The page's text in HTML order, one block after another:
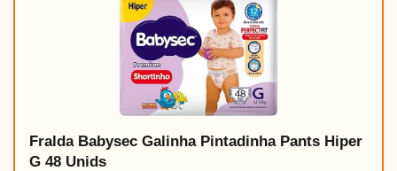
Fralda Babysec Galinha Pintadinha Pants Hiper
G 48 Unids